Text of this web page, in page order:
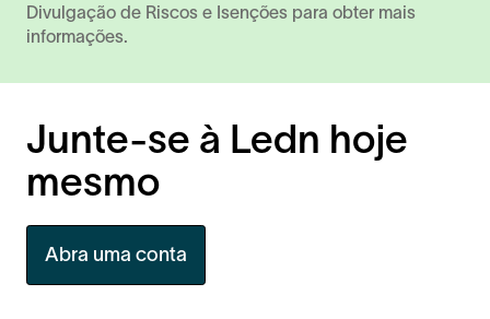
Divulgação de Riscos e Isenções para obter mais
informações.
Junte-se à Ledn hoje
mesmo
Abra uma conta